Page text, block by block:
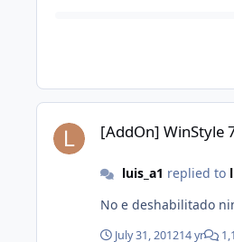
[AddOn] WinStyle 7 - 7.3.0
[AddOn] WinStyle
luis_a1 replied to
No e deshabilitado
July 31, 201214 yr